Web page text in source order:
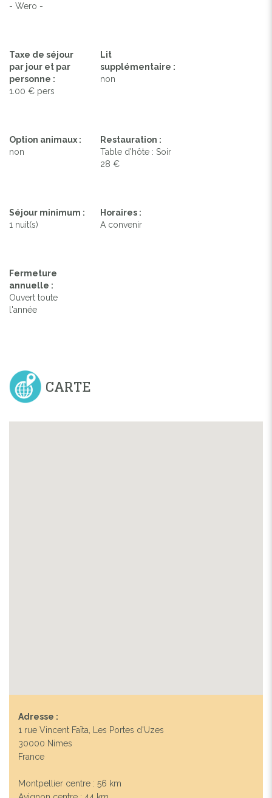
- Wero -
Taxe de séjour
par jour et par
personne :
1.00 € pers
Lit
supplémentaire :
non
Option animaux :
non
Restauration :
Table d'hôte : Soir
28 €
Séjour minimum :
1 nuit(s)
Horaires :
A convenir
Fermeture
annuelle :
Ouvert toute
l'année
CARTE
Adresse :
1 rue Vincent Faïta, Les Portes d'Uzes
30000 Nimes
France
Montpellier centre : 56 km